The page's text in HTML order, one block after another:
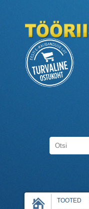
TOOTED